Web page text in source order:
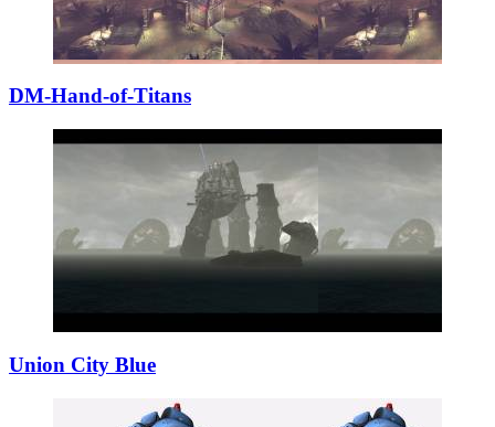
DM-Hand-of-Titan­s
Union City Blue